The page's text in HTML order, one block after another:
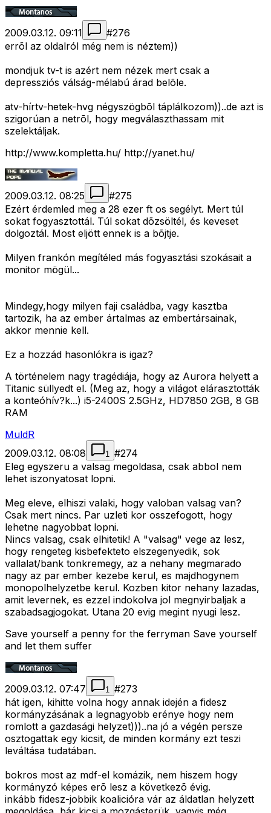
2009.03.12. 09:11 #276
errõl az oldalról még nem is néztem))
mondjuk tv-t is azért nem nézek mert csak a
depressziós válság-mélabú árad belõle.
atv-hírtv-hetek-hvg négyszögbõl táplálkozom))..de azt is
szigorúan a netrõl, hogy megválaszthassam mit
szelektáljak.
http://www.kompletta.hu/ http://yanet.hu/
2009.03.12. 08:25 #275
Ezért érdemled meg a 28 ezer ft os segélyt. Mert túl
sokat fogyasztottál. Túl sokat dõzsöltél, és keveset
dolgoztál. Most eljött ennek is a bõjtje.
Milyen frankón megítéled más fogyasztási szokásait a
monitor mögül...
Mindegy,hogy milyen faji családba, vagy kasztba
tartozik, ha az ember ártalmas az embertársainak,
akkor mennie kell.
Ez a hozzád hasonlókra is igaz?
A történelem nagy tragédiája, hogy az Aurora helyett a
Titanic süllyedt el. (Meg az, hogy a világot elárasztották
a konteóhív?k...) i5-2400S 2.5GHz, HD7850 2GB, 8 GB
RAM
MuldR
2009.03.12. 08:08
1 #274
Eleg egyszeru a valsag megoldasa, csak abbol nem
lehet iszonyatosat lopni.
Meg eleve, elhiszi valaki, hogy valoban valsag van?
Csak mert nincs. Par uzleti kor osszefogott, hogy
lehetne nagyobbat lopni.
Nincs valsag, csak elhitetik! A "valsag" vege az lesz,
hogy rengeteg kisbefekteto elszegenyedik, sok
vallalat/bank tonkremegy, az a nehany megmarado
nagy az par ember kezebe kerul, es majdhogynem
monopolhelyzetbe kerul. Kozben kitor nehany lazadas,
amit levernek, es ezzel indokolva jol megnyirbaljak a
szabadsagjogokat. Utana 20 evig megint nyugi lesz.
Save yourself a penny for the ferryman Save yourself
and let them suffer
2009.03.12. 07:47 1 #273
hát igen, kihitte volna hogy annak idején a fidesz
kormányzásának a legnagyobb erénye hogy nem
romlott a gazdasági helyzet)))..na jó a végén persze
osztogattak egy kicsit, de minden kormány ezt teszi
leváltása tudatában.
bokros most az mdf-el komázik, nem hiszem hogy
kormányzó képes erõ lesz a következõ évig.
inkább fidesz-jobbik koalicióra vár az áldatlan helyzett